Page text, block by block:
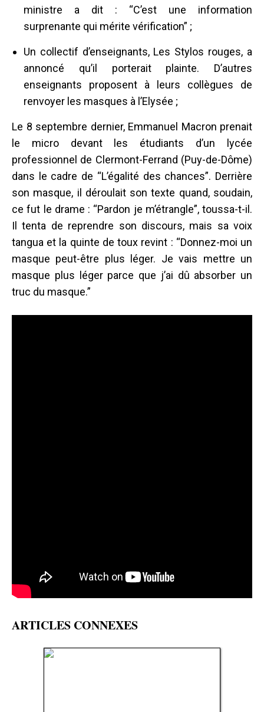
ministre a dit : “C’est une information
surprenante qui mérite vérification” ;
Un collectif d’enseignants, Les Stylos rouges, a
annoncé qu’il porterait plainte. D’autres
enseignants proposent à leurs collègues de
renvoyer les masques à l’Elysée ;
Le 8 septembre dernier, Emmanuel Macron prenait
le micro devant les étudiants d’un lycée
professionnel de Clermont-Ferrand (Puy-de-Dôme)
dans le cadre de “L’égalité des chances”. Derrière
son masque, il déroulait son texte quand, soudain,
ce fut le drame : “Pardon je m’étrangle”, toussa-t-il.
Il tenta de reprendre son discours, mais sa voix
tangua et la quinte de toux revint : “Donnez-moi un
masque peut-être plus léger. Je vais mettre un
masque plus léger parce que j’ai dû absorber un
truc du masque.”
ARTICLES CONNEXES